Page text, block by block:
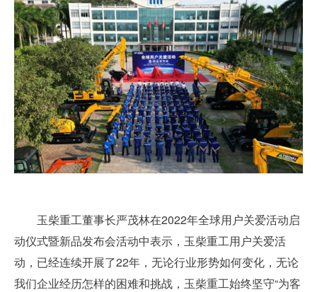
玉柴重工董事长严茂林在2022年全球用户关爱活动启
动仪式暨新品发布会活动中表示，玉柴重工用户关爱活
动，已经连续开展了22年，无论行业形势如何变化，无论
我们企业经历怎样的困难和挑战，玉柴重工始终坚守“为客